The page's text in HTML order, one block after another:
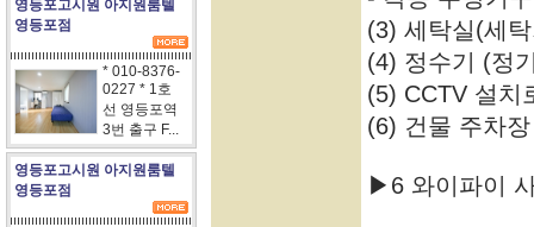
영등포고시원 아지원룸텔
영등포점
* 010-8376-
0227 * 1호
선 영등포역
3번 출구 F...
영등포고시원 아지원룸텔
영등포점
(3) 세탁실(세
(4) 정수기 (정
(5) CCTV 설치
(6) 건물 주차
▶6 와이파이